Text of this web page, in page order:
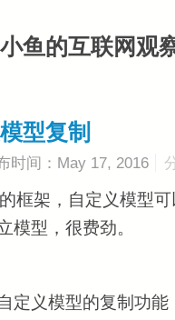
鱼的互联网观
型复制
时间：May 17, 2016
框架，自定义模型
模型，很费劲。
定义模型的复制功